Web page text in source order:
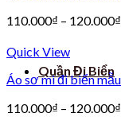
Quần Đi Biển
110.000₫ – 120.000₫
Quick View
Áo sơ mi đi biển
110.000₫ – 120.000₫